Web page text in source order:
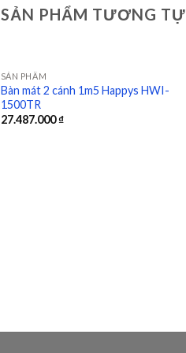
SẢN PHẨM TƯƠNG TỰ
SẢN PHẨM
Bàn mát 2 cánh 1m5 Happys HWI-
1500TR
27.487.000₫